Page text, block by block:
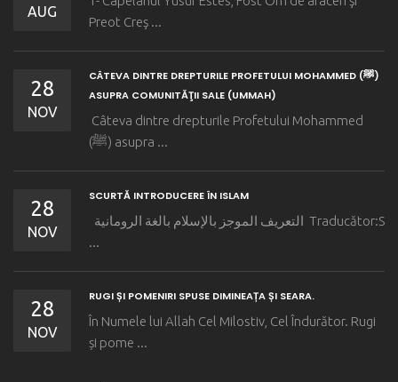
AUG
Preot Creş ...
28
NOV
CÂTEVA DINTRE DREPTURILE PROFETULUI MOHAMMED (ﷺ)
ASUPRA COMUNITĂŢII SALE (UMMAH)
Câteva dintre drepturile Profetului Mohammed
(ﷺ) asupra ...
28
NOV
SCURTĂ INTRODUCERE ÎN ISLAM
...
28
NOV
RUGI ȘI POMENIRI SPUSE DIMINEAȚA ȘI SEARA.
În Numele lui Allah Cel Milostiv, Cel Îndurător. Rugi
și pome ...